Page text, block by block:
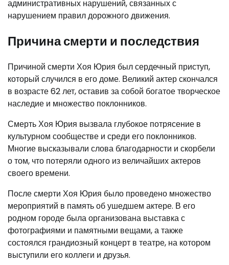
административных нарушений, связанных с
нарушением правил дорожного движения.
Причина смерти и последствия
Причиной смерти Хоя Юрия был сердечный приступ,
который случился в его доме. Великий актер скончался
в возрасте 62 лет, оставив за собой богатое творческое
наследие и множество поклонников.
Смерть Хоя Юрия вызвала глубокое потрясение в
культурном сообществе и среди его поклонников.
Многие высказывали слова благодарности и скорбели
о том, что потеряли одного из величайших актеров
своего времени.
После смерти Хоя Юрия было проведено множество
мероприятий в память об ушедшем актере. В его
родном городе была организована выставка с
фотографиями и памятными вещами, а также
состоялся грандиозный концерт в театре, на котором
выступили его коллеги и друзья.